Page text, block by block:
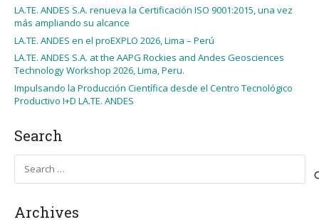
LA.TE. ANDES S.A. renueva la Certificación ISO 9001:2015, una vez
más ampliando su alcance
LA.TE. ANDES en el proEXPLO 2026, Lima – Perú
LA.TE. ANDES S.A. at the AAPG Rockies and Andes Geosciences
Technology Workshop 2026, Lima, Peru.
Impulsando la Producción Científica desde el Centro Tecnológico
Productivo I+D LA.TE. ANDES
Search
Archives